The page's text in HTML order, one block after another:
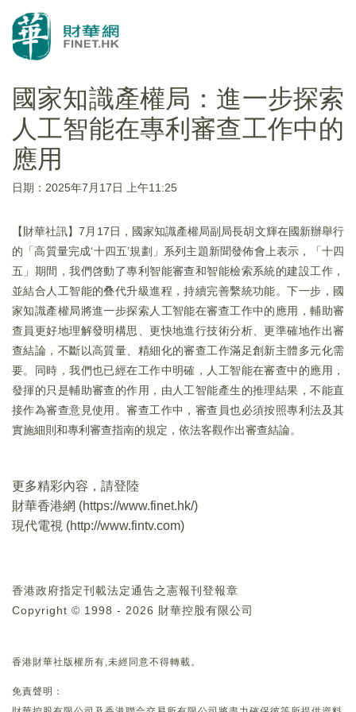
國家知識產權局：進一步探索
人工智能在專利審查工作中的
應用
日期：2025年7月17日 上午11:25
【財華社訊】7月17日，國家知識產權局副局長胡文輝在國新辦舉行
的「高質量完成‘十四五’規劃」系列主題新聞發佈會上表示，「十四
五」期間，我們啓動了專利智能審查和智能檢索系統的建設工作，
並結合人工智能的叠代升級進程，持續完善繫統功能。下一步，國
家知識產權局將進一步探索人工智能在審查工作中的應用，輔助審
查員更好地理解發明構思、更快地進行技術分析、更準確地作出審
查結論，不斷以高質量、精細化的審查工作滿足創新主體多元化需
要。同時，我們也已經在工作中明確，人工智能在審查中的應用，
發揮的只是輔助審查的作用，由人工智能產生的推理結果，不能直
接作為審查意見使用。審查工作中，審查員也必須按照專利法及其
實施細則和專利審查指南的規定，依法客觀作出審查結論。
更多精彩內容，請登陸
財華香港網 (https://www.finet.hk/)
現代電視 (http://www.fintv.com)
香港政府指定刊載法定通告之憲報刊登報章
Copyright © 1998 - 2026 財華控股有限公司
香港財華社版權所有,未經同意不得轉載。
免責聲明：